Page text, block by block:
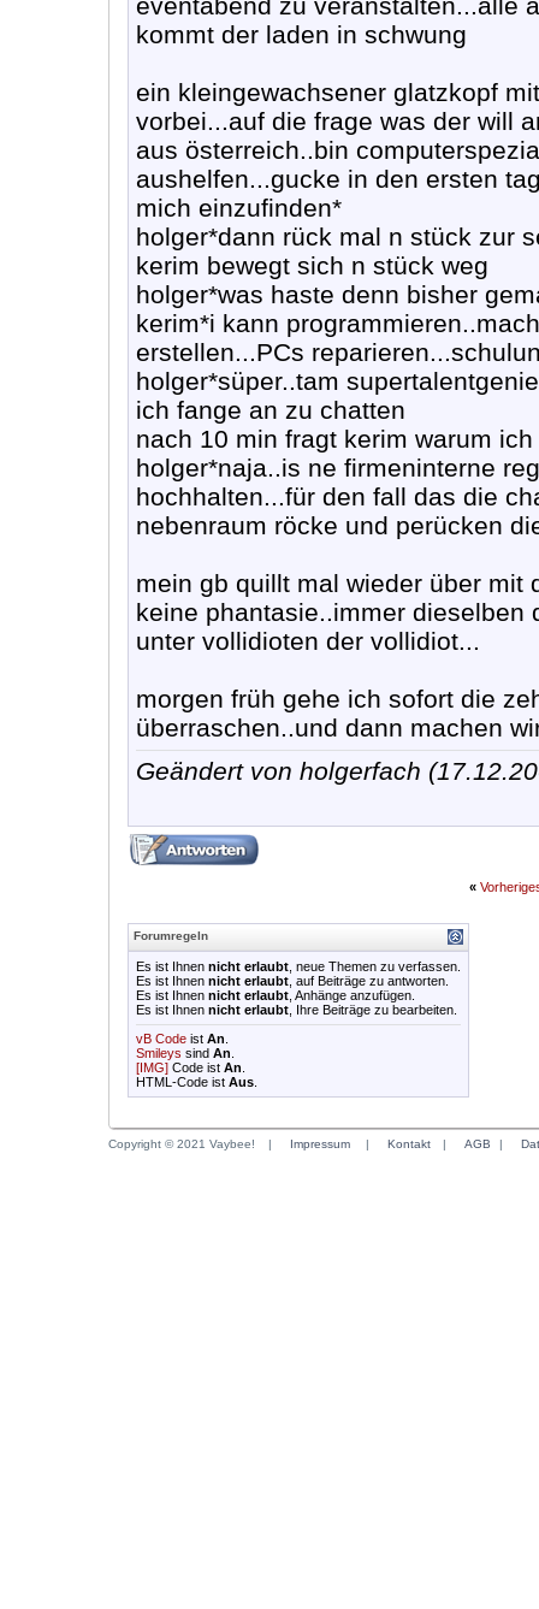
kommt der laden in schwung
ein kleingewachsener glatzkopf
vorbei...auf die frage was der will
aus österreich..bin
aushelfen...gucke in den ersten
mich einzufinden*
holger*dann rück mal n stück zur
kerim bewegt sich n stück weg
holger*was haste denn bisher
kerim*i kann
erstellen...PCs
holger*süper..tam
ich fange an zu chatten
nach 10 min fragt kerim warum
holger*naja..is ne firmeninterne
hochhalten...für den fall das die
nebenraum röcke und perücken
mein gb quillt mal wieder über mit
keine phantasie..immer dieselben
unter vollidioten der vollidiot...
morgen früh gehe ich sofort die
überraschen..und dann machen
Geändert von holgerfach
«
Forumregeln
Es ist Ihnen nicht erlaubt , neue Themen zu verfassen.
Es ist Ihnen nicht erlaubt , auf Beiträge zu antworten.
Es ist Ihnen nicht erlaubt , Anhänge anzufügen.
Es ist Ihnen nicht erlaubt , Ihre Beiträge zu bearbeiten.
vB Code ist An
Smileys sind An
[IMG] Code ist An
HTML-Code ist Aus
Copyright © 2021 Vaybee! | Impressum | Kontakt | AGB |